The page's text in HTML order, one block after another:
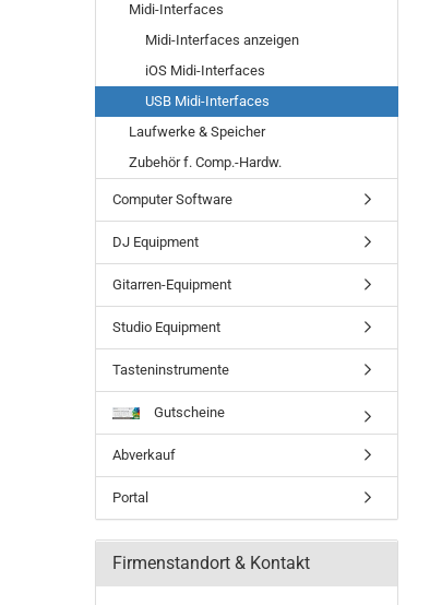
Midi-Interfaces
Midi-Interfaces anzeigen
iOS Midi-Interfaces
USB Midi-Interfaces
Laufwerke & Speicher
Zubehör f. Comp.-Hardw.
Computer Software
DJ Equipment
Gitarren-Equipment
Studio Equipment
Tasteninstrumente
Gutscheine
Abverkauf
Portal
Firmenstandort & Kontakt